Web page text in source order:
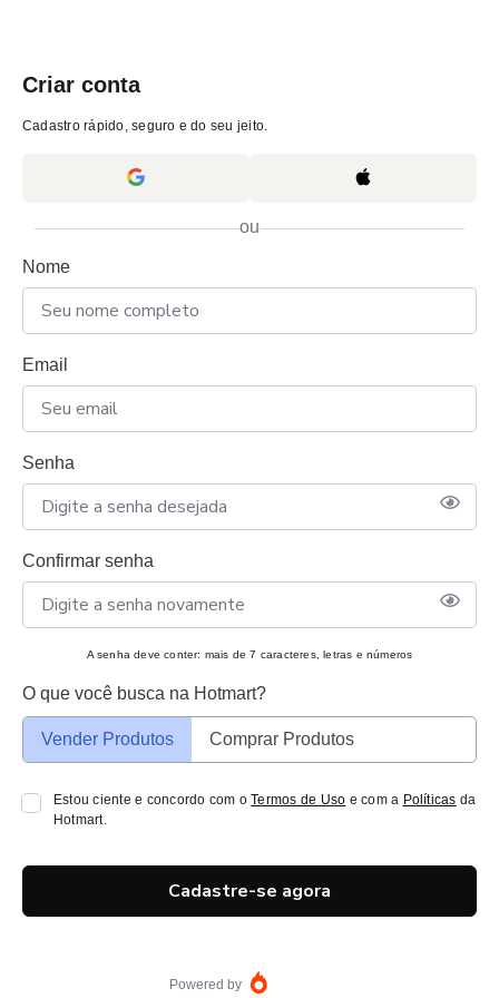
Criar conta
Cadastro rápido, seguro e do seu jeito.
ou
Nome
Email
Senha
Confirmar senha
A senha deve conter: mais de 7 caracteres, letras e números
O que você busca na Hotmart?
Vender Produtos Comprar Produtos
Estou ciente e concordo com oTermos de Uso e com a Políticas da
Hotmart.
Cadastre-se agora
Powered by